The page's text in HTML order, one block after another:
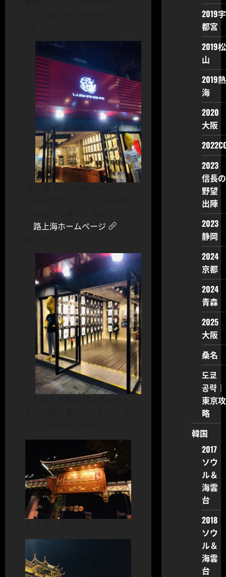
路上海ホームページ
2019宇
都宮
2019松
山
2019熱
海
2020
大阪
2023
信長の
野望
出陣
2023
静岡
2024
京都
2024
青森
2025
大阪
桑名
도쿄
공략｜
東京攻
略
韓国
2017
ソウ
ル＆
海雲
台
2018
ソウ
ル＆
海雲
台